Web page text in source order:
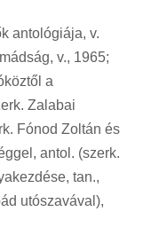
antológiája, v.
v., 1965;
a
Zalabai
Fónod Zoltán és
antol. (szerk.
tan.,
utószavával),